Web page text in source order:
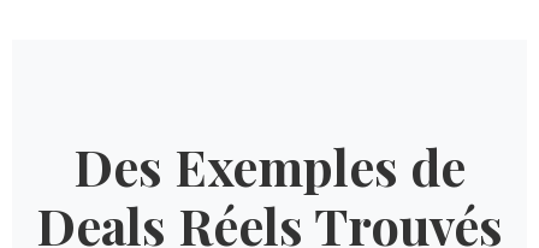
Des Exemples de
Deals Réels Trouvés